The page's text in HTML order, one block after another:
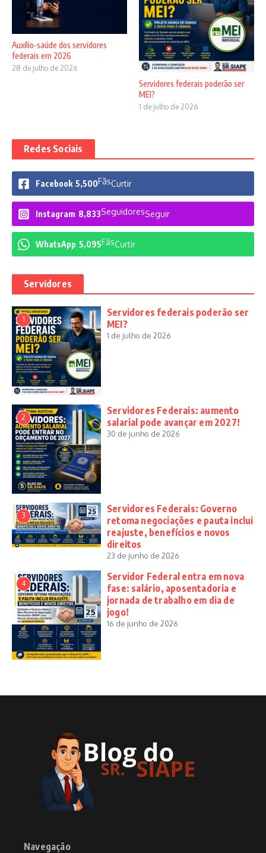
Auxílio-saúde dos servidores
federais em 2026
28 de julho de 2026
Servidores federais poderão ser
MEI?
1 de julho de 2026
Redes Sociais
Facebook 5,500FãsCurtir
Instagram 8,833SeguidoresSeguir
WhatsApp 5,095FãsCurtir
Servidores
1
Servidores federais poderão ser
MEI?
1 de julho de 2026
2
Servidores Federais: aumento
salarial pode avançar em 2027!
30 de junho de 2026
3
Servidores Federais: Governo
retoma negociações e pauta inclui
reajuste, benefícios e novos
direitos
23 de junho de 2026
4
Servidor Federal entra em nova
fase: salário, aposentadoria e
jornada de trabalho em dia de
jogo!
16 de junho de 2026
Navegação